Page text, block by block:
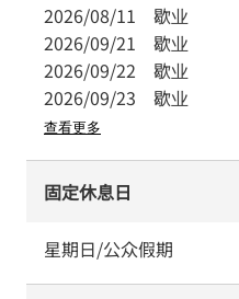
2026/08/11 歇业
2026/09/21 歇业
2026/09/22 歇业
2026/09/23 歇业
查看更多
固定休息日
星期日/公众假期